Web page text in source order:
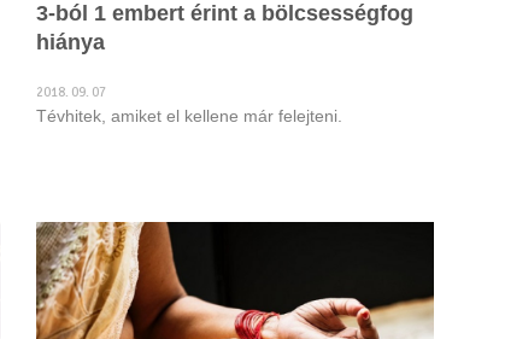
3-ból 1 embert érint a bölcsességfog
hiánya
2018. 09. 07
Tévhitek, amiket el kellene már felejteni.